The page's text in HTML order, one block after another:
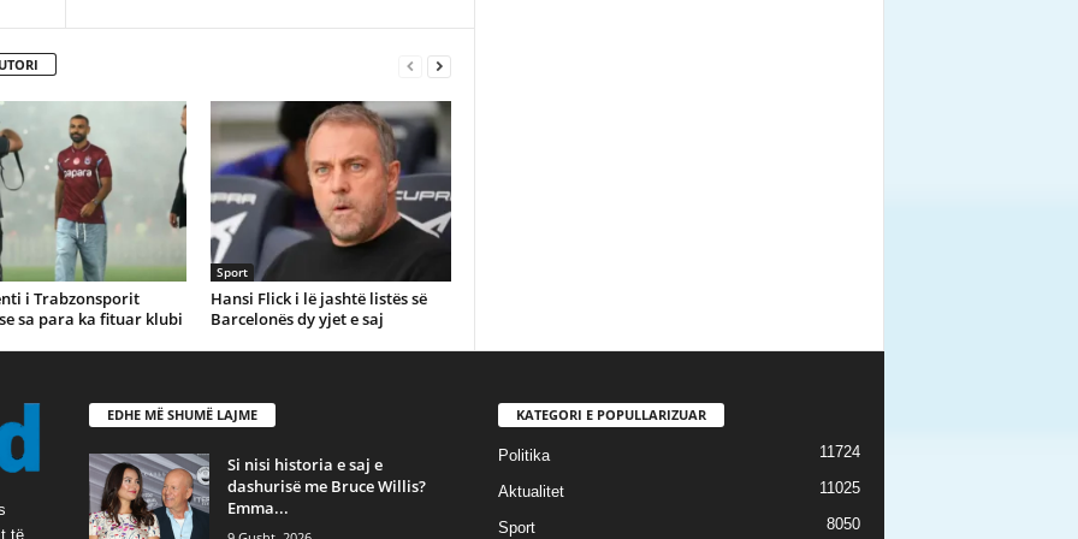
i Trabzonsporit
sa para ka fituar klubi
Sport
Hansi Flick i lë jashtë listës së
Barcelonës dy yjet e saj
të
EDHE MË SHUMË LAJME
Si nisi historia e saj e
dashurisë me Bruce Willis?
Emma...
KATEGORI E POPULLARIZUAR
Politika 11724
Aktualitet 11025
Sport 8050